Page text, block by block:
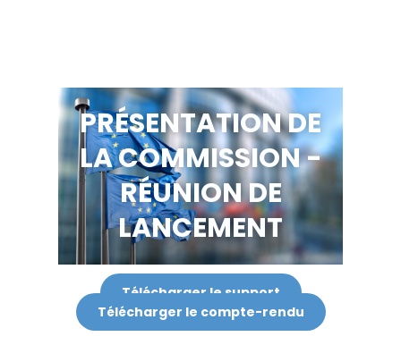
PRÉSENTATION DE
LA COMMISSION -
RÉUNION DE
LANCEMENT
Télécharger le support
Télécharger le compte-rendu